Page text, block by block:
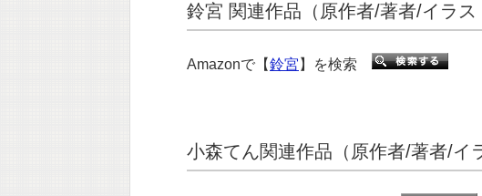
鈴宮 関連作品（原作者/著者/イラス
Amazonで【鈴宮 】を検索
小森てん関連作品（原作者/著者/イ